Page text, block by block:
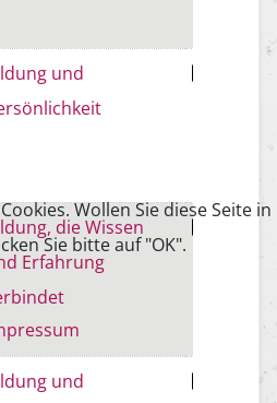
und
die Wissen
Erfahrung
und
Baden
Wollen Sie diese Seite in
Sie bitte auf "OK".